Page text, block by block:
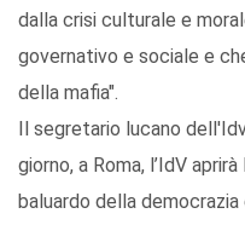
dalla crisi culturale e
governativo e sociale e
della mafia".
Il segretario lucano
giorno, a Roma, l’IdV
baluardo della